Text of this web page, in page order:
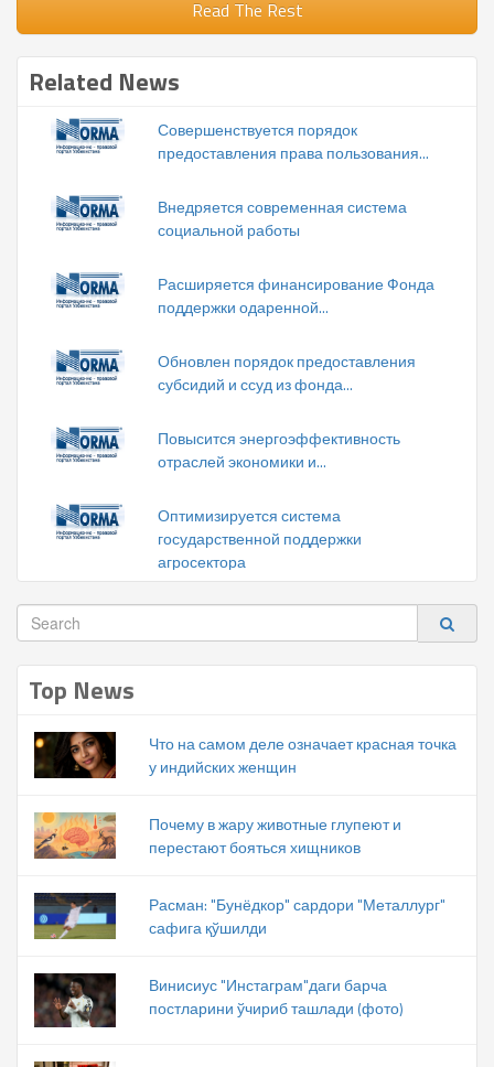
Read The Rest
Related News
Совершенствуется порядок
предоставления права пользования...
Внедряется современная система
социальной работы
Расширяется финансирование Фонда
поддержки одаренной...
Обновлен порядок предоставления
субсидий и ссуд из фонда...
Повысится энергоэффективность
отраслей экономики и...
Оптимизируется система
государственной поддержки
агросектора
Top News
Что на самом деле означает красная точка
у индийских женщин
Почему в жару животные глупеют и
перестают бояться хищников
Расман: "Бунёдкор" сардори "Металлург"
сафига қўшилди
Винисиус "Инстаграм"даги барча
постларини ўчириб ташлади (фото)